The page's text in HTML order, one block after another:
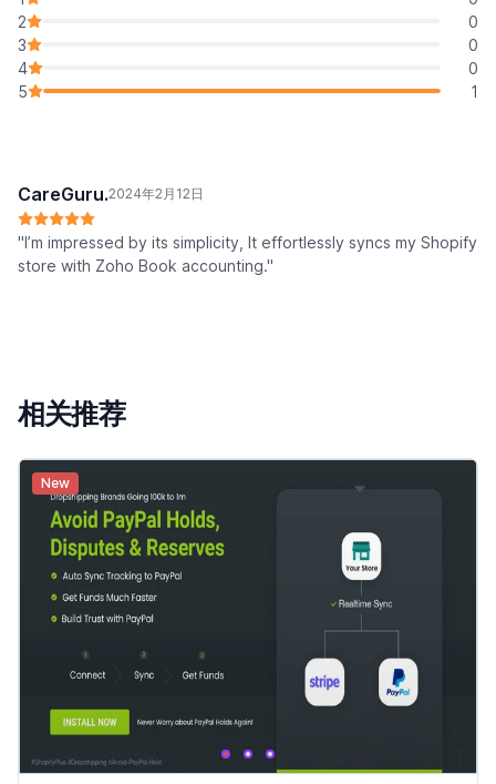
2
0
3
0
4
0
5
1
CareGuru.2024年2月12日
"I’m impressed by its simplicity, It effortlessly syncs my Shopify
store with Zoho Book accounting."
相关推荐
New